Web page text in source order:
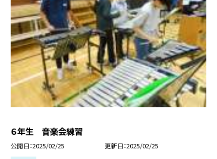
６年生 音楽会練習
公開日 2025/02/25 更新日 2025/02/25